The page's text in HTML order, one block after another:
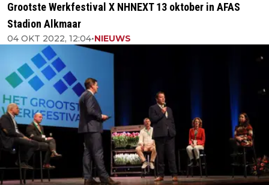
Grootste Werkfestival X NHNEXT 13 oktober in AFAS
Stadion Alkmaar
04 OKT 2022, 12:04•NIEUWS